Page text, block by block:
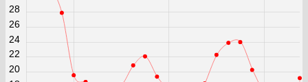
20
22
24
26
28